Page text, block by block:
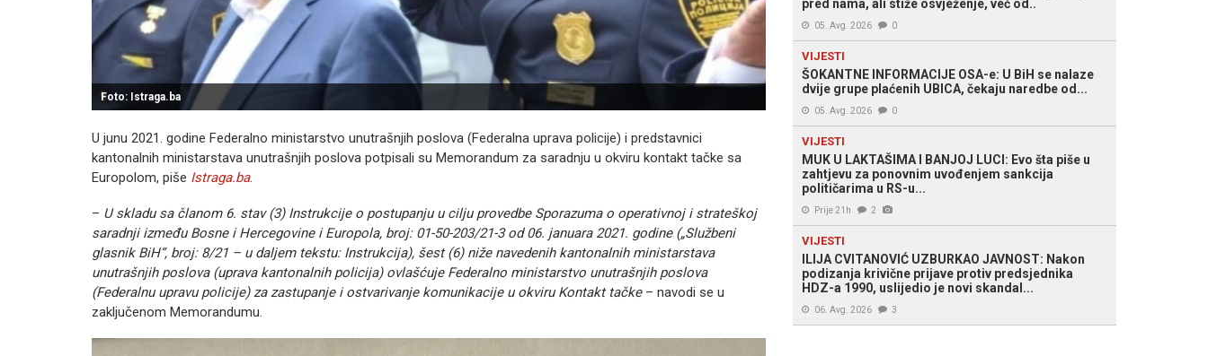
Foto: Istraga.ba
U junu 2021. godine Federalno ministarstvo unutrašnjih poslova (Federalna uprava policije) i predstavnici
kantonalnih ministarstava unutrašnjih poslova potpisali su Memorandum za saradnju u okviru kontakt tačke sa
Europolom, piše Istraga.ba.
– U skladu sa članom 6. stav (3) Instrukcije o postupanju u cilju provedbe Sporazuma o operativnoj i strateškoj
saradnji između Bosne i Hercegovine i Europola, broj: 01-50-203/21-3 od 06. januara 2021. godine („Službeni
glasnik BiH“, broj: 8/21 – u daljem tekstu: Instrukcija), šest (6) niže navedenih kantonalnih ministarstava
unutrašnjih poslova (uprava kantonalnih policija) ovlašćuje Federalno ministarstvo unutrašnjih poslova
(Federalnu upravu policije) za zastupanje i ostvarivanje komunikacije u okviru Kontakt tačke– navodi se u
zaključenom Memorandumu.
pred nama, ali stiže osvježenje, već od..
05. Avg. 2026 0
VIJESTI
ŠOKANTNE INFORMACIJE OSA-e: U BiH se nalaze
dvije grupe plaćenih UBICA, čekaju naredbe od...
05. Avg. 2026 0
VIJESTI
MUK U LAKTAŠIMA I BANJOJ LUCI: Evo šta piše u
zahtjevu za ponovnim uvođenjem sankcija
političarima u RS-u...
Prije 21h 2
VIJESTI
ILIJA CVITANOVIĆ UZBURKAO JAVNOST: Nakon
podizanja krivične prijave protiv predsjednika
HDZ-a 1990, uslijedio je novi skandal...
06. Avg. 2026 3